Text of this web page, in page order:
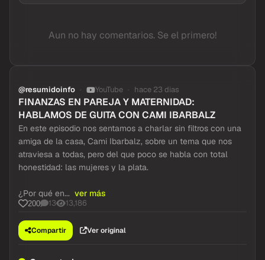
Aun no hay comentarios. Se el primero!
@resumidoinfo YouTube hace 23 dias
FINANZAS EN PAREJA Y MATERNIDAD:
HABLAMOS DE GUITA CON CAMI IBARBALZ
En este episodio nos sentamos a charlar sin filtros con una
amiga de la casa, Cami Ibarbalz, sobre un tema que nos
atraviesa a todas, pero del que poco se habla con total
honestidad: las mujeres y la plata.
¿Por qué en... ver más
200 13 13,186
Compartir Ver original